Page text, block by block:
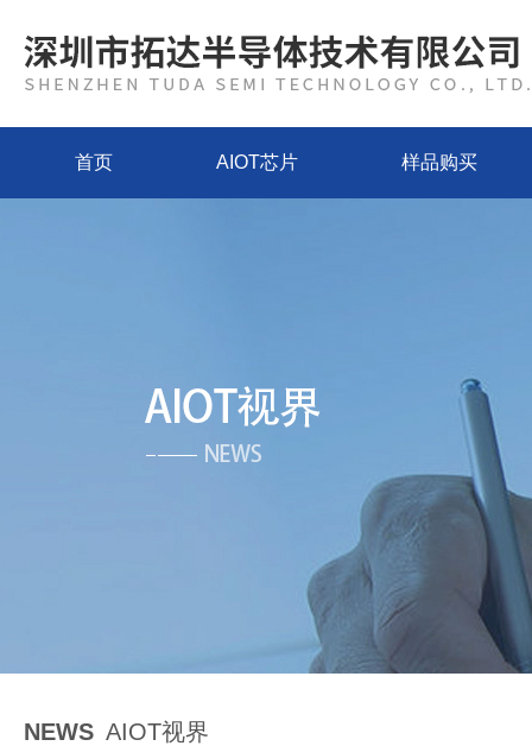
首页 AIOT芯片 样品购买
NEWS AIOT视界